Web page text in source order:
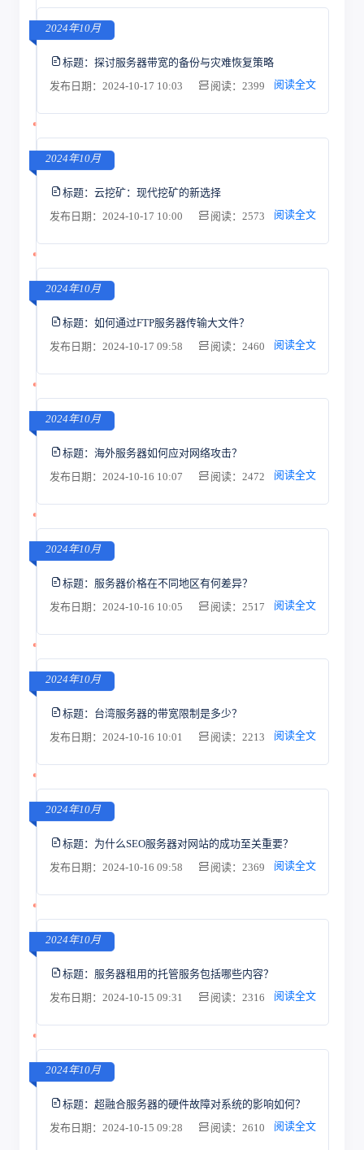
2024年10月
标题： 探讨服务器带宽的备份与灾难恢复策略
发布日期：2024-10-17 10:03
阅读：2399 阅读全文
2024年10月
标题： 云挖矿：现代挖矿的新选择
发布日期：2024-10-17 10:00
阅读：2573 阅读全文
2024年10月
标题： 如何通过FTP服务器传输大文件？
发布日期：2024-10-17 09:58
阅读：2460 阅读全文
2024年10月
标题： 海外服务器如何应对网络攻击？
发布日期：2024-10-16 10:07
阅读：2472 阅读全文
2024年10月
标题： 服务器价格在不同地区有何差异？
发布日期：2024-10-16 10:05
阅读：2517 阅读全文
2024年10月
标题： 台湾服务器的带宽限制是多少？
发布日期：2024-10-16 10:01
阅读：2213 阅读全文
2024年10月
标题： 为什么SEO服务器对网站的成功至关重要？
发布日期：2024-10-16 09:58
阅读：2369 阅读全文
2024年10月
标题： 服务器租用的托管服务包括哪些内容？
发布日期：2024-10-15 09:31
阅读：2316 阅读全文
2024年10月
标题： 超融合服务器的硬件故障对系统的影响如何？
发布日期：2024-10-15 09:28
阅读：2610 阅读全文